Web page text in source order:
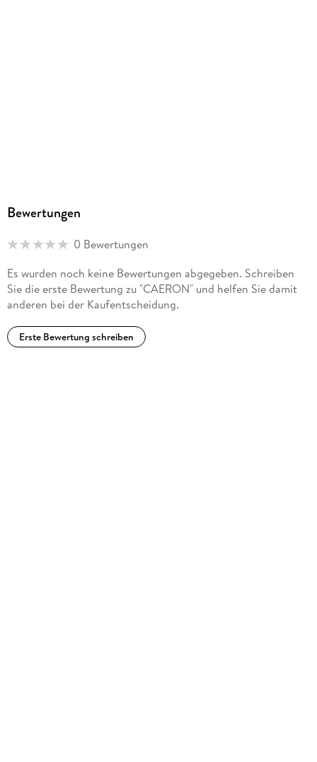
Bewertungen
0 Bewertungen
Es wurden noch keine Bewertungen abgegeben. Schreiben
Sie die erste Bewertung zu "CAERON" und helfen Sie damit
anderen bei der Kaufentscheidung.
Erste Bewertung schreiben